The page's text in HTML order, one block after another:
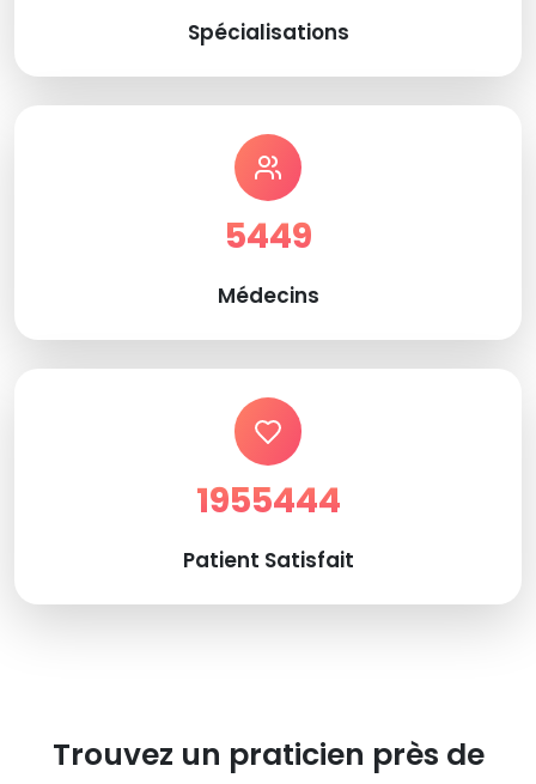
Spécialisations
5449
Médecins
1955444
Patient Satisfait
Trouvez un praticien près de